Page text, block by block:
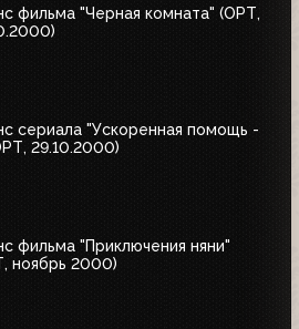
фильма "Черная комната" (ОРТ,
сериала "Ускоренная помощь -
29.10.2000)
фильма "Приключения няни"
ноябрь 2000)